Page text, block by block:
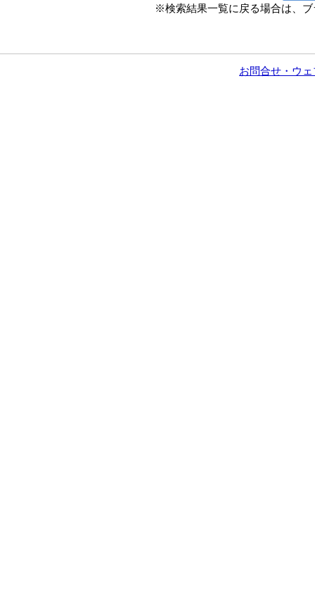
※検索結果一覧に戻る場合は、
お問合せ・ウ